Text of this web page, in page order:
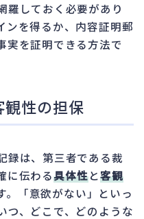
羅しておく必要があり
ンを得るか、内容証明郵
実を証明できる方法で
性の担保
録は、第三者である裁
に伝わる具体性と客観
。「意欲がない」といっ
つ、どこで、どのような